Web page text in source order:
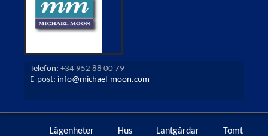
Telefon: +34 952 88 00 79
E-post: info@michael-moon.com
Lägenheter Hus Lantgårdar Tomt